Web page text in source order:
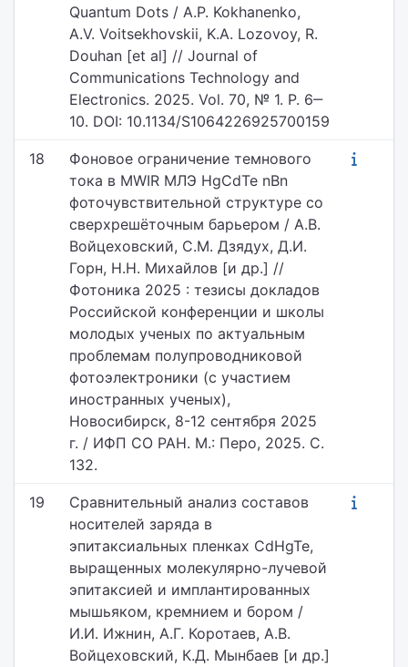
Quantum Dots / A.P. Kokhanenko,
A.V. Voitsekhovskii, K.A. Lozovoy, R.
Douhan [et al] // Journal of
Communications Technology and
Electronics. 2025. Vol. 70, № 1. P. 6‒
10. DOI: 10.1134/S1064226925700159
18
Фоновое ограничение темнового
тока в MWIR МЛЭ HgCdTe nBn
фоточувствительной структуре со
сверхрешёточным барьером / А.В.
Войцеховский, С.М. Дзядух, Д.И.
Горн, Н.Н. Михайлов [и др.] //
Фотоника 2025 : тезисы докладов
Российской конференции и школы
молодых ученых по актуальным
проблемам полупроводниковой
фотоэлектроники (с участием
иностранных ученых),
Новосибирск, 8-12 сентября 2025
г. / ИФП СО РАН. М.: Перо, 2025. С.
132.
19
Сравнительный анализ составов
носителей заряда в
эпитаксиальных пленках CdHgTe,
выращенных молекулярно-лучевой
эпитаксией и имплантированных
мышьяком, кремнием и бором /
И.И. Ижнин, А.Г. Коротаев, А.В.
Войцеховский, К.Д. Мынбаев [и др.]